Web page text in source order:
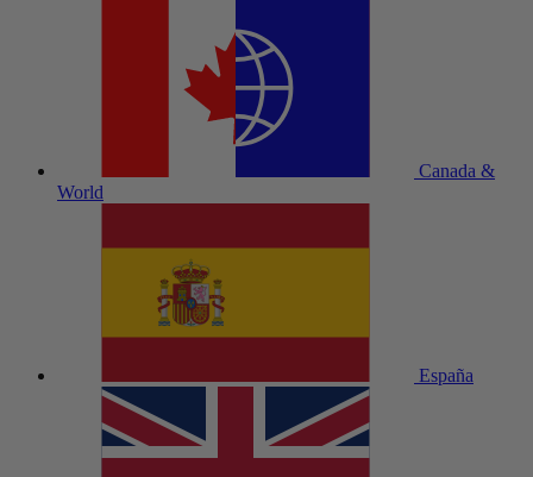
Canada &
World
España